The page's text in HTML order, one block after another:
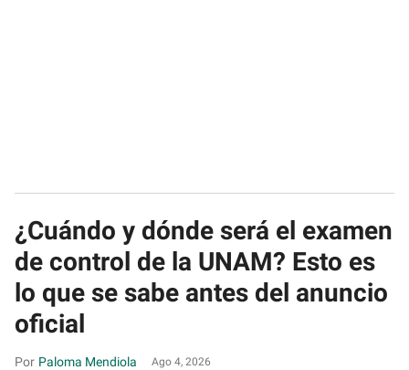
¿Cuándo y dónde será el examen
de control de la UNAM? Esto es
lo que se sabe antes del anuncio
oficial
Paloma Mendiola Ago 4, 2026